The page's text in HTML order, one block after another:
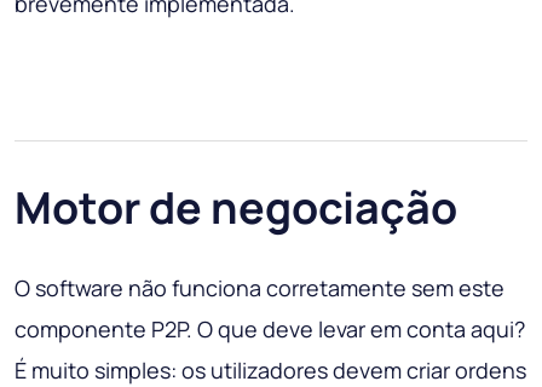
Motor de negociação
O software não funciona corretamente sem este
componente P2P. O que deve levar em conta aqui?
É muito simples: os utilizadores devem criar ordens